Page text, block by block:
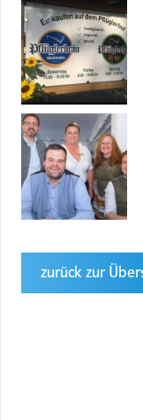
zurück zur